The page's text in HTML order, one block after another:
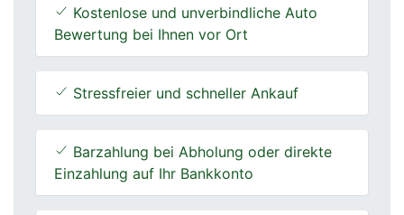
Kostenlose und unverbindliche Auto
Bewertung bei Ihnen vor Ort
Stressfreier und schneller Ankauf
Barzahlung bei Abholung oder direkte
Einzahlung auf Ihr Bankkonto